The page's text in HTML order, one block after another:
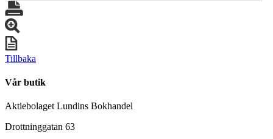
Tillbaka
Vår butik
Aktiebolaget Lundins Bokhandel
Drottninggatan 63